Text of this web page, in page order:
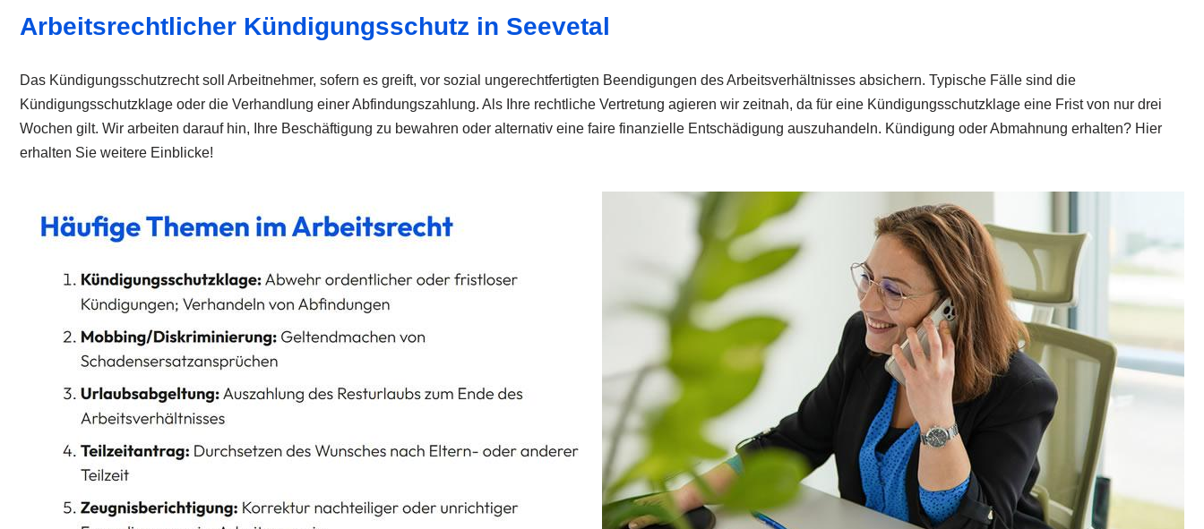
Arbeitsrechtlicher Kündigungsschutz in Seevetal
Das Kündigungsschutzrecht soll Arbeitnehmer, sofern es greift, vor sozial ungerechtfertigten Beendigungen des Arbeitsverhältnisses absichern. Typische Fälle sind die
Kündigungsschutzklage oder die Verhandlung einer Abfindungszahlung. Als Ihre rechtliche Vertretung agieren wir zeitnah, da für eine Kündigungsschutzklage eine Frist von nur drei
Wochen gilt. Wir arbeiten darauf hin, Ihre Beschäftigung zu bewahren oder alternativ eine faire finanzielle Entschädigung auszuhandeln. Kündigung oder Abmahnung erhalten? Hier
erhalten Sie weitere Einblicke!